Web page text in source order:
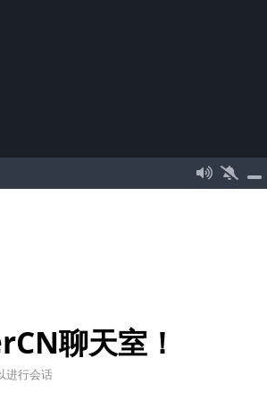
聊天室！
进行会话